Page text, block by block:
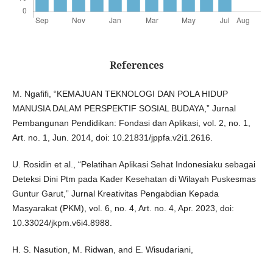
References
M. Ngafifi, “KEMAJUAN TEKNOLOGI DAN POLA HIDUP
MANUSIA DALAM PERSPEKTIF SOSIAL BUDAYA,” Jurnal
Pembangunan Pendidikan: Fondasi dan Aplikasi, vol. 2, no. 1,
Art. no. 1, Jun. 2014, doi: 10.21831/jppfa.v2i1.2616.
U. Rosidin et al., “Pelatihan Aplikasi Sehat Indonesiaku sebagai
Deteksi Dini Ptm pada Kader Kesehatan di Wilayah Puskesmas
Guntur Garut,” Jurnal Kreativitas Pengabdian Kepada
Masyarakat (PKM), vol. 6, no. 4, Art. no. 4, Apr. 2023, doi:
10.33024/jkpm.v6i4.8988.
H. S. Nasution, M. Ridwan, and E. Wisudariani,